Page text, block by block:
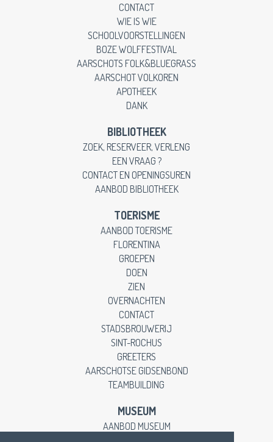
CONTACT
WIE IS WIE
SCHOOLVOORSTELLINGEN
BOZE WOLFFESTIVAL
AARSCHOTS FOLK&BLUEGRASS
AARSCHOT VOLKOREN
APOTHEEK
DANK
BIBLIOTHEEK
ZOEK, RESERVEER, VERLENG
EEN VRAAG ?
CONTACT EN OPENINGSUREN
AANBOD BIBLIOTHEEK
TOERISME
AANBOD TOERISME
FLORENTINA
GROEPEN
DOEN
ZIEN
OVERNACHTEN
CONTACT
STADSBROUWERIJ
SINT-ROCHUS
GREETERS
AARSCHOTSE GIDSENBOND
TEAMBUILDING
MUSEUM
AANBOD MUSEUM